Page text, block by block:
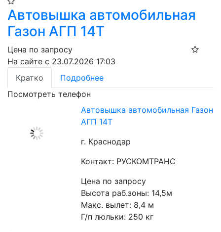
Автовышка автомобильная
Газон АГП 14Т
Цена по запросу
На сайте с 23.07.2026 17:03
Кратко
Подробнее
Посмотреть телефон
Автовышка автомобильная Газон
АГП 14Т
г. Краснодар
Контакт: РУСКОМТРАНС
Цена по запросу
Высота раб.зоны: 14,5м
Макс. вылет: 8,4 м
Г/п люльки: 250 кг